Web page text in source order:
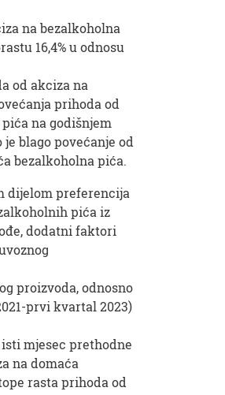
na bezalkoholna
16,4% u odnosu
od akciza na
prihoda od
na godišnjem
blago povećanje od
bezalkoholna pića.
dijelom preferencija
pića iz
dodatni faktori
proizvoda, odnosno
prvi kvartal 2023)
mjesec prethodne
na domaća
rasta prihoda od